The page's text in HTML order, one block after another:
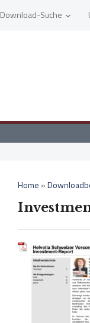
Download-Suche
Home »